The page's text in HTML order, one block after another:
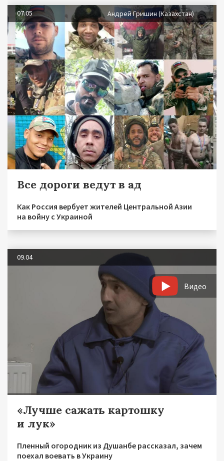
07.05 Андрей Гришин (Казахстан)
Все дороги ведут в ад
Как Россия вербует жителей Центральной Азии
на войну с Украиной
09.04
Видео
«Лучше сажать картошку
и лук»
Пленный огородник из Душанбе рассказал, зачем
поехал воевать в Украину